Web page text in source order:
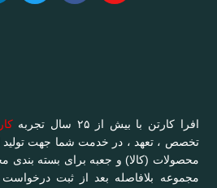
افرا کارتن با بیش از ۲۵ سال تجربه
تخصص ، تعهد ، در خدمت شما جهت تولید
محصولات (کالا) و جعبه برای بسته بندی
مجموعه بلافاصله بعد از ثبت